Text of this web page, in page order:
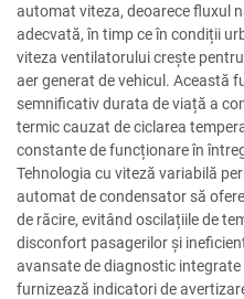
automat viteza, deoarece fluxul
adecvată, în timp ce în condiții
viteza ventilatorului crește
aer generat de vehicul. Această
semnificativ durata de viață a
termic cauzat de ciclarea
constante de funcționare în
Tehnologia cu viteză variabilă
automat de condensator să
de răcire, evitând oscilațiile de
disconfort pasagerilor și
avansate de diagnostic
furnizează indicatori de